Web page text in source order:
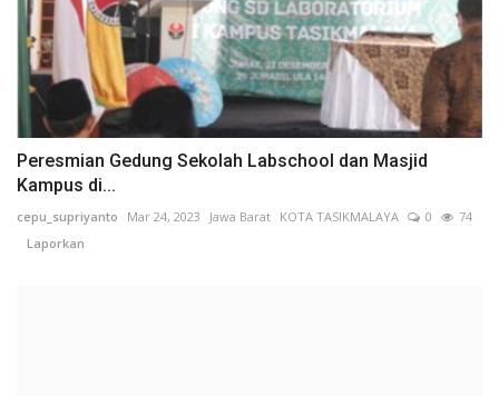
Peresmian Gedung Sekolah Labschool dan Masjid
Kampus di...
cepu_supriyanto Mar 24, 2023 Jawa Barat KOTA TASIKMALAYA 0
74
Laporkan